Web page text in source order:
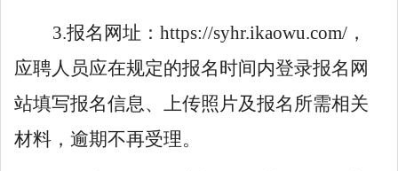
3.报名网址： https://syhr.ikaowu.com/，
应聘人员应在规定的报名时间内登录报名网
站填写报名信息、上传照片及报名所需相关
材料 ， 逾期不再受理。